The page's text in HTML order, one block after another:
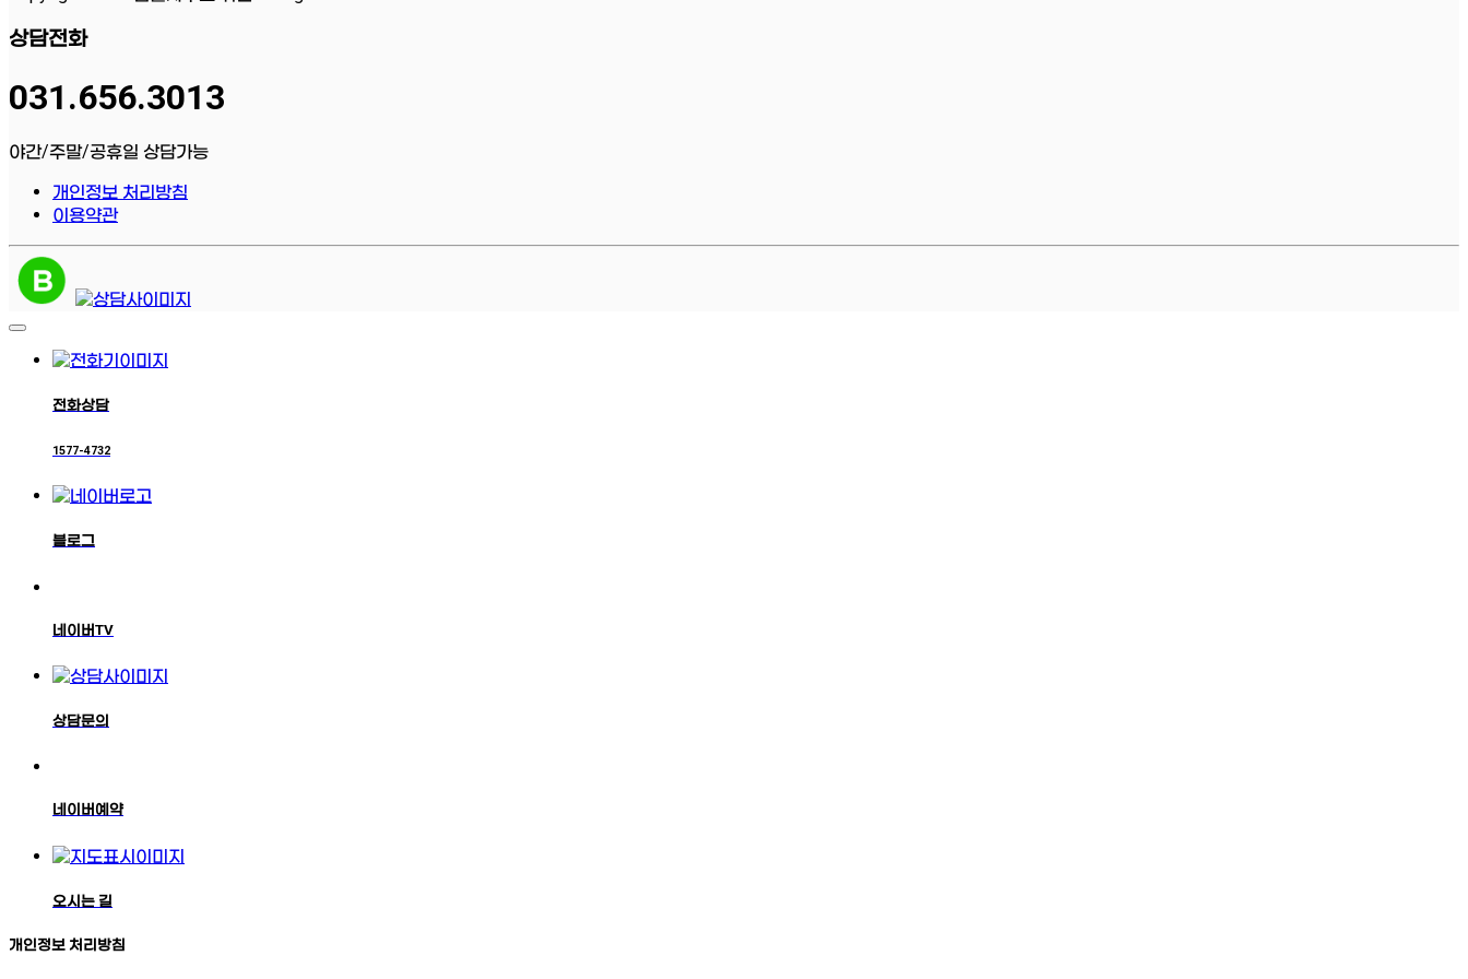
상담전화
031.656.3013
야간/주말/공휴일 상담가능
개인정보 처리방침
이용약관
전화상담
1577-4732
블로그
네이버TV
상담문의
네이버예약
오시는 길
개인정보 처리방침